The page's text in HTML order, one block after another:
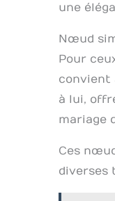
une
Nœud
Pour
convient
à lui,
mariage
Ces
diverses